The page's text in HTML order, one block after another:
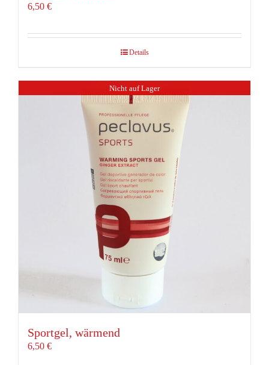
6,50 €
Details
Nicht auf Lager
Sportgel, wärmend
6,50 €